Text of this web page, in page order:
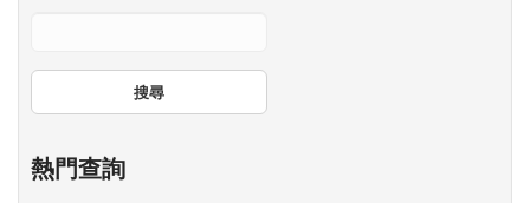
搜尋
熱門查詢